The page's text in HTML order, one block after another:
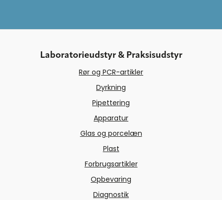
Laboratorieudstyr & Praksisudstyr
Rør og PCR-artikler
Dyrkning
Pipettering
Apparatur
Glas og porcelæn
Plast
Forbrugsartikler
Opbevaring
Diagnostik